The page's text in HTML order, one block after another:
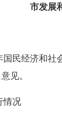
市发展和
经济和社
见。
况